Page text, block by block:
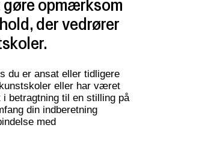
opmærksom
der vedrører
du er ansat eller tidligere
eller har været
betragtning til en stilling på
din indberetning
med